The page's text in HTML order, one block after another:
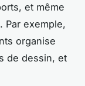
et même
Par exemple,
organise
de dessin, et